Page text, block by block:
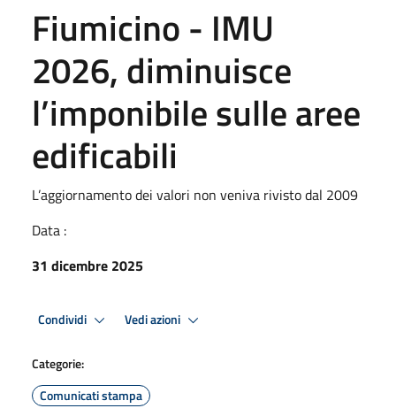
Fiumicino - IMU
2026, diminuisce
l’imponibile sulle aree
edificabili
L’aggiornamento dei valori non veniva rivisto dal 2009
Data :
31 dicembre 2025
Condividi Vedi azioni
Categorie:
Comunicati stampa